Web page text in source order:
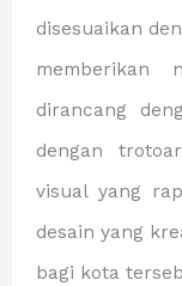
disesuaikan
memberikan
dirancang
dengan
visual yang
desain yang
bagi kota